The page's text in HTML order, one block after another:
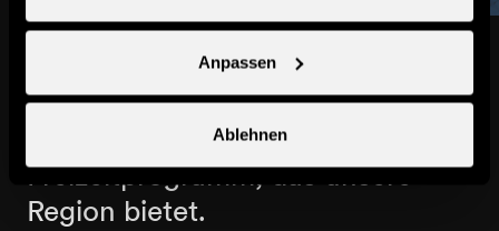
Anpassen
Ablehnen
Thermalbäder, Abenteuerparks
und Ausstellungen... Entdecken
Sie hier das abwechslungsreiche
Freizeitprogramm, das unsere
Region bietet.